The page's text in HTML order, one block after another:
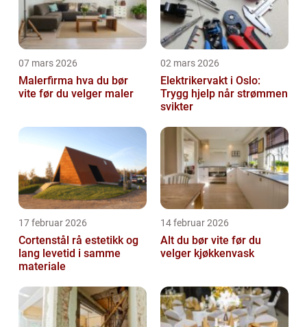
07 mars 2026
Malerfirma hva du bør
vite før du velger maler
02 mars 2026
Elektrikervakt i Oslo:
Trygg hjelp når strømmen
svikter
17 februar 2026
Cortenstål rå estetikk og
lang levetid i samme
materiale
14 februar 2026
Alt du bør vite før du
velger kjøkkenvask